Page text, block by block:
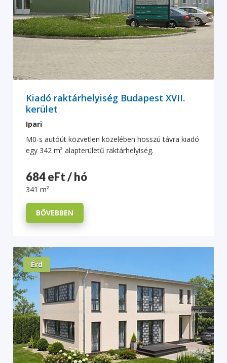
Kiadó raktárhelyiség Budapest XVII.
kerület
Ipari
M0-s autóút közvetlen közelében hosszú távra kiadó
egy 342 m² alapterületű raktárhelyiség.
684 eFt / hó
341 m²
BŐVEBBEN
Érd